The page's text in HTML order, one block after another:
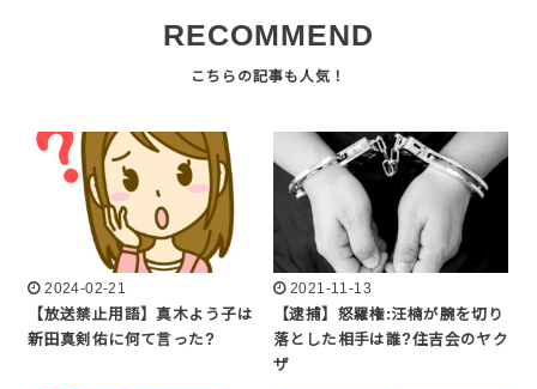
RECOMMEND
2024-02-21
【放送禁止用語】真木よう子は
新田真剣佑に何て言った?
2021-11-13
【逮捕】怒羅権:汪楠が腕を切り
落とした相手は誰?住吉会のヤク
ザ